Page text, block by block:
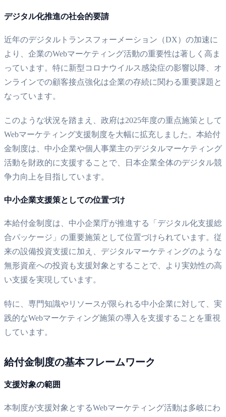
デジタル化推進の社会的要請
近年のデジタルトランスフォーメーション（DX）の加速に
より、企業のWebマーケティング活動の重要性は著しく高ま
っています。特に新型コロナウイルス感染症の影響以降、オ
ンラインでの顧客接点強化は企業の存続に関わる重要課題と
なっています。
このような状況を踏まえ、政府は2025年度の重点施策として
Webマーケティング支援制度を大幅に拡充しました。本給付
金制度は、中小企業や個人事業主のデジタルマーケティング
活動を財政的に支援することで、日本企業全体のデジタル競
争力向上を目指しています。
中小企業支援策としての位置づけ
本給付金制度は、中小企業庁が推進する「デジタル化支援総
合パッケージ」の重要施策として位置づけられています。従
来の設備投資支援に加え、デジタルマーケティングのような
無形資産への投資も支援対象とすることで、より実効性の高
い支援を実現しています。
特に、専門知識やリソースが限られる中小企業に対して、実
践的なWebマーケティング施策の導入を支援することを重視
しています。
給付金制度の基本フレームワーク
支援対象の範囲
本制度が支援対象とするWebマーケティング活動は多岐にわ